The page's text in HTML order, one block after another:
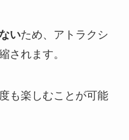
いため、アトラクシ
されます。
も楽しむことが可能